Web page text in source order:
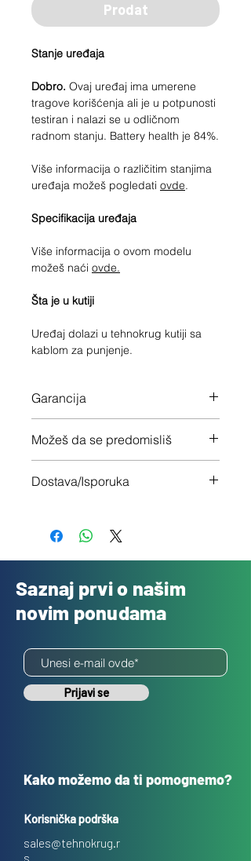
Prodat
Stanje uređaja
Dobro. Ovaj uređaj ima umerene
tragove korišćenja ali je u potpunosti
testiran i nalazi se u odličnom
radnom stanju. Battery health je 84%.
Više informacija o različitim stanjima
uređaja možeš pogledati ovde.
Specifikacija uređaja
Više informacija o ovom modelu
možeš naći ovde.
Šta je u kutiji
Uređaj dolazi u tehnokrug kutiji sa
kablom za punjenje.
Garancija
Možeš da se predomisliš
nisi zadovoljan
Dostava/Isporuka
Saznaj prvi o našim
novim ponudama
Prijavi se
Kako možemo da ti pomognemo?
Korisnička podrška
sales@tehnokrug.r
s